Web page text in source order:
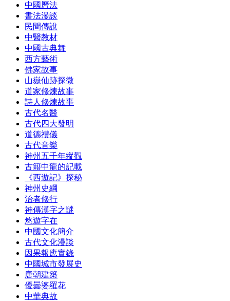
中國曆法
書法漫談
民間傳說
中醫教材
中國古典舞
西方藝術
佛家故事
山嶽仙跡探微
道家修煉故事
詩人修煉故事
古代名醫
古代四大發明
道德禮儀
古代音樂
神州五千年縱觀
古籍中龍的記載
《西遊記》探秘
神州史綱
治者修行
神傳漢字之謎
悠遊字在
中國文化簡介
古代文化漫談
因果報應實錄
中國城市發展史
唐朝建築
優曇婆羅花
中華典故